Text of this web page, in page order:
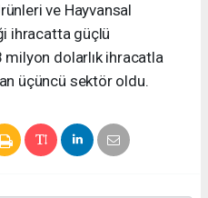
ve Hayvansal
ihracatta güçlü
milyon dolarlık ihracatla
üçüncü sektör oldu.